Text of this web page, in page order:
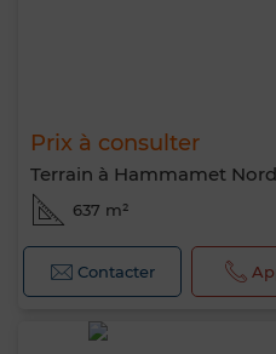
Prix à consulter
Terrain à Hammamet
637 m²
Contacter